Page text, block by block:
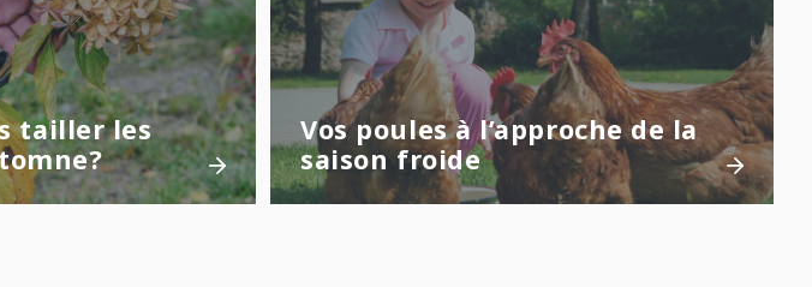
tailler les
Vos poules à l’approche de la
saison froide